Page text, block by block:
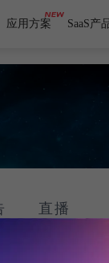
应用方案 SaaS产
直播